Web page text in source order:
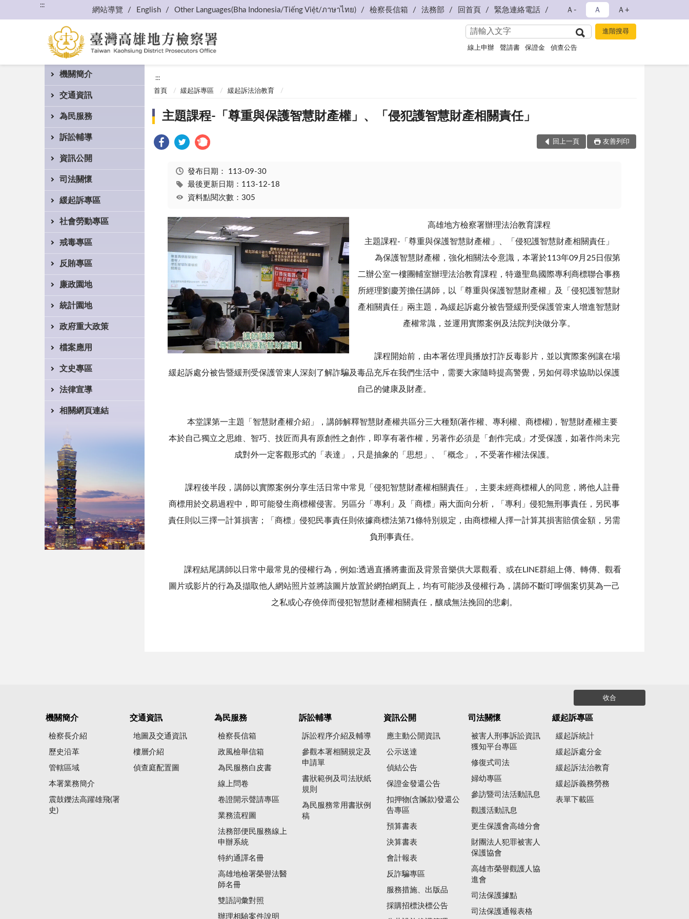
:::
網站導覽 English Other Languages(Bha Indonesia/Tiếng Việt/ภาษาไทย) 檢察長信箱 法務部 回首頁 緊急連絡電話 Ａ- Ａ Ａ+
線上申辦 聲請書 保證金 偵查公告
機關簡介
交通資訊
為民服務
訴訟輔導
資訊公開
司法關懷
緩起訴專區
社會勞動專區
戒毒專區
反賄專區
廉政園地
統計園地
政府重大政策
檔案應用
文史專區
法律宣導
相關網頁連結
:::
首頁 緩起訴專區 緩起訴法治教育
主題課程-「尊重與保護智慧財產權」、「侵犯護智慧財產相關責任」
回上一頁 友善列印
發布日期： 113-09-30
最後更新日期：113-12-18
資料點閱次數：305
高雄地方檢察署辦理法治教育課程
主題課程-「尊重與保護智慧財產權」、「侵犯護智慧財產相關責任」
為保護智慧財產權，強化相關法令意識，本署於113年09月25日假第
二辦公室一樓團輔室辦理法治教育課程，特邀聖島國際專利商標聯合事務
所經理劉慶芳擔任講師，以「尊重與保護智慧財產權」及「侵犯護智慧財
產相關責任」兩主題，為緩起訴處分被告暨緩刑受保護管束人增進智慧財
產權常識，並運用實際案例及法院判決做分享。
課程開始前，由本署佐理員播放打詐反毒影片，並以實際案例讓在場
緩起訴處分被告暨緩刑受保護管束人深刻了解詐騙及毒品充斥在我們生活中，需要大家隨時提高警覺，另如何尋求協助以保護
自己的健康及財產。
本堂課第一主題「智慧財產權介紹」，講師解釋智慧財產權共區分三大種類(著作權、專利權、商標權)，智慧財產權主要
本於自己獨立之思維、智巧、技匠而具有原創性之創作，即享有著作權，另著作必須是「創作完成」才受保護，如著作尚未完
成對外一定客觀形式的「表達」，只是抽象的「思想」、「概念」，不受著作權法保護。
課程後半段，講師以實際案例分享生活日常中常見「侵犯智慧財產權相關責任」，主要未經商標權人的同意，將他人註冊
商標用於交易過程中，即可能發生商標權侵害。另區分「專利」及「商標」兩大面向分析，「專利」侵犯無刑事責任，另民事
責任則以三擇一計算損害；「商標」侵犯民事責任則依據商標法第71條特別規定，由商標權人擇一計算其損害賠償金額，另需
負刑事責任。
課程結尾講師以日常中最常見的侵權行為，例如:透過直播將畫面及背景音樂供大眾觀看、或在LINE群組上傳、轉傳、觀看
圖片或影片的行為及擷取他人網站照片並將該圖片放置於網拍網頁上，均有可能涉及侵權行為，講師不斷叮嚀個案切莫為一己
之私或心存僥倖而侵犯智慧財產權相關責任，釀成無法挽回的悲劇。
收合
機關簡介
檢察長介紹
歷史沿革
管轄區域
本署業務簡介
震鼓鑠法高躍雄飛(署
史)
交通資訊
地圖及交通資訊
樓層介紹
偵查庭配置圖
為民服務
檢察長信箱
政風檢舉信箱
為民服務白皮書
線上問卷
卷證開示聲請專區
業務流程圖
法務部便民服務線上
申辦系統
特約通譯名冊
高雄地檢署榮譽法醫
師名冊
雙語詞彙對照
辦理相驗案件說明
訴訟輔導
訴訟程序介紹及輔導
參觀本署相關規定及
申請單
書狀範例及司法狀紙
規則
為民服務常用書狀例
稿
資訊公開
應主動公開資訊
公示送達
偵結公告
保證金發還公告
扣押物(含贓款)發還公
告專區
預算書表
決算書表
會計報表
反詐騙專區
服務措施、出版品
採購招標決標公告
司法關懷
被害人刑事訴訟資訊
獲知平台專區
修復式司法
婦幼專區
參訪暨司法活動訊息
觀護活動訊息
更生保護會高雄分會
財團法人犯罪被害人
保護協會
高雄市榮譽觀護人協
進會
司法保護據點
司法保護通報表格
緩起訴專區
緩起訴統計
緩起訴處分金
緩起訴法治教育
緩起訴義務勞務
表單下載區